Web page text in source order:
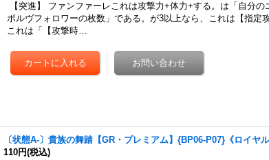
【突進】 ファンファーレこれは攻撃力+体力+する。は「自分
ボルヴフォロワーの枚数」である。が3以上なら、これは【指定
これは「【攻撃時…
〔状態A-〕貴族の舞踏【GR・プレミアム】{BP06-P07}《ロイヤル
110円(税込)